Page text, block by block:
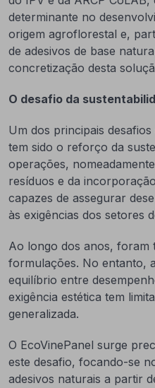
determinante no
origem agroflorestal e,
de adesivos de base
concretização desta
O desafio da
Um dos principais
tem sido o reforço da
operações,
resíduos e da
capazes de assegurar
às exigências dos setores
Ao longo dos anos, foram
formulações. No entanto,
equilíbrio entre
exigência estética tem
generalizada.
O EcoVinePanel surge
este desafio, focando-se
adesivos naturais a partir